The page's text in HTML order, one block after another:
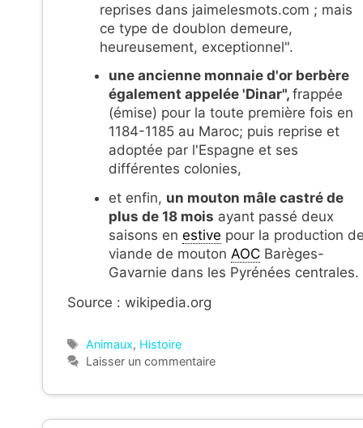
reprises dans jaimelesmots.com ; mais
ce type de doublon demeure,
heureusement, exceptionnel".
une ancienne monnaie d'or berbère
également appelée 'Dinar", frappée
(émise) pour la toute première fois en
1184-1185 au Maroc; puis reprise et
adoptée par l'Espagne et ses
différentes colonies,
et enfin, un mouton mâle castré de
plus de 18 mois ayant passé deux
saisons en estive pour la production de
viande de mouton AOC Barèges-
Gavarnie dans les Pyrénées centrales.
Source : wikipedia.org
Étiquettes
Animaux, Histoire
Laisser un commentaire